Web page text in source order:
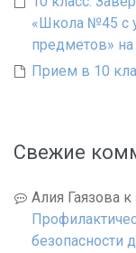
«Школа №45 с
предметов»
Прием в 10
Свежие
Алия Гаязова к
безопасности